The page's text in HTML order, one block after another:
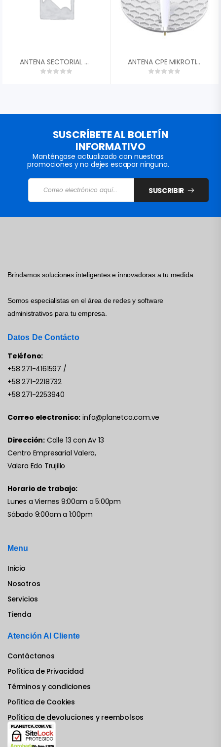
ANTENA SECTORIAL MIKROTIK MTAS-5G-15D120 15DBI 120 GRADOS DUAL POLARIDAD CONECTORES 2XRP-SMA ANTENA CPE MIKROTIK RBLHG-5ND 24.5DBI 5GHZ PTP 316MW ROUTEROS L3
SUSCRÍBETE AL BOLETÍN
INFORMATIVO
Manténgase actualizado con nuestras
promociones y no dejes escapar ninguna.
SUSCRIBIR
Brindamos soluciones inteligentes e innovadoras a tu medida.
Somos especialistas en el área de redes y software
administrativos para tu empresa.
Datos De Contácto
Teléfono:
+58 271-4161597 /
+58 271-2218732
+58 271-2253940
Correo electronico: info@planetca.com.ve
Dirección: Calle 13 con Av 13
Centro Empresarial Valera,
Valera Edo Trujillo
Horario de trabajo:
Lunes a Viernes 9:00am a 5:00pm
Sábado 9:00am a 1:00pm
Menu
Inicio
Nosotros
Servicios
Tienda
Atención Al Cliente
Contáctanos
Política de Privacidad
Términos y condiciones
Política de Cookies
Política de devoluciones y reembolsos